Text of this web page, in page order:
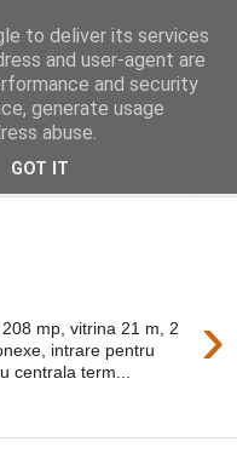
Baciu 0768 440 185
›
mp, vitrina 21 m, 2
intrare pentru
centrala term...
to deliver its services
and user-agent are
and security
generate usage
abuse.
GOT IT